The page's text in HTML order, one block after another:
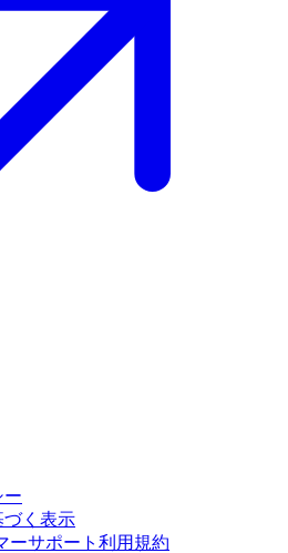
ー
づく表示
ーサポート利用規約